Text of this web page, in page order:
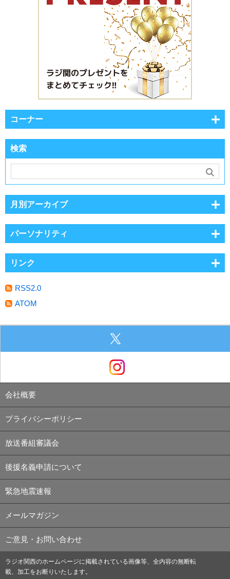
コーナー
検索
月別アーカイブ
パーソナリティ
リンク
RSS2.0
ATOM
会社概要
プライバシーポリシー
放送番組審議会
後援名義申請について
緊急地震速報
メールマガジン
ご意見・お問い合わせ
ラジオ関西のホームページに掲載されている画像等、全内容の無断転
載、加工をお断りいたします。